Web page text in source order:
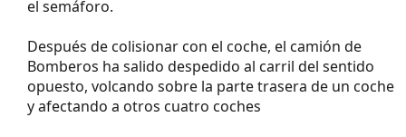
el semáforo.
Después de colisionar con el coche, el camión de
Bomberos ha salido despedido al carril del sentido
opuesto, volcando sobre la parte trasera de un coche
y afectando a otros cuatro coches